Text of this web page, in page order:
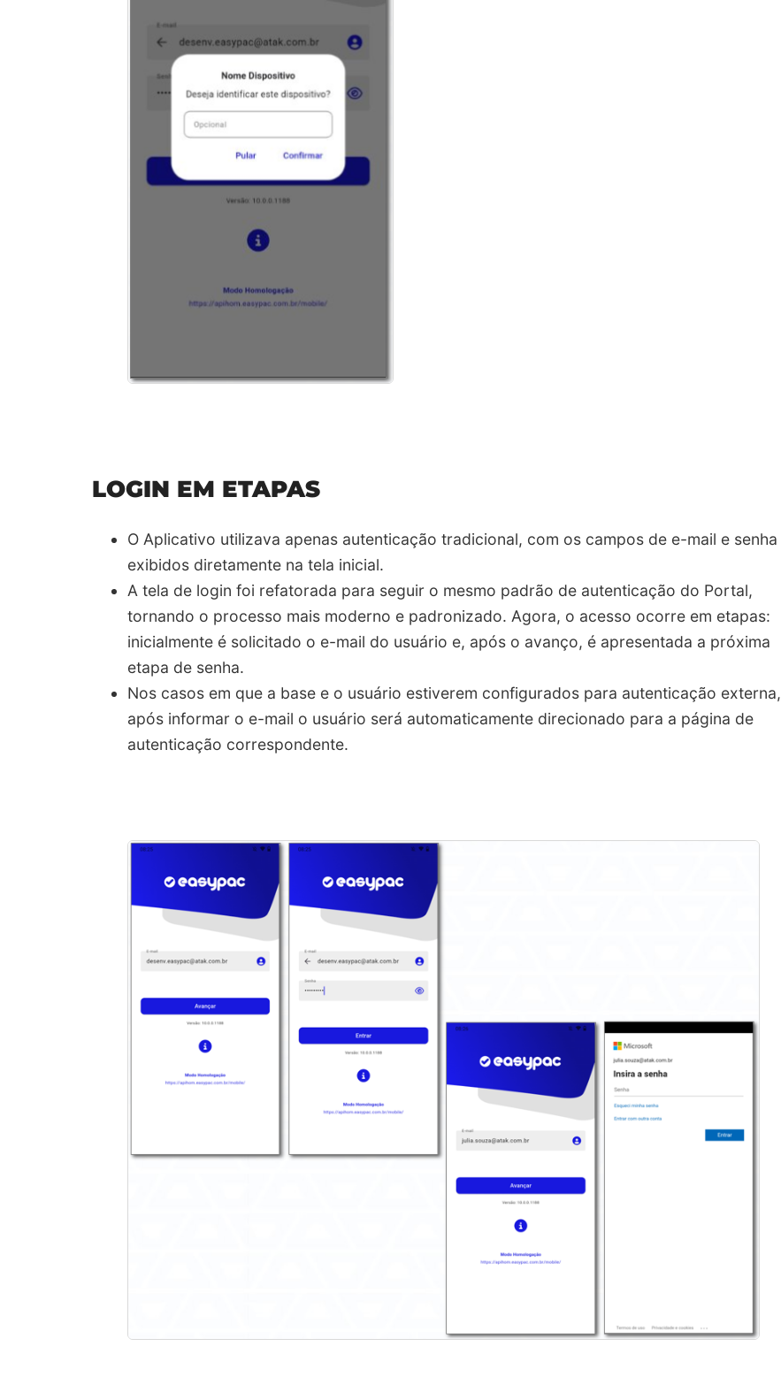
LOGIN EM ETAPAS
​O Aplicativo utilizava apenas autenticação tradicional, com os campos de e-mail e senha
exibidos diretamente na tela inicial.​
A tela de login foi refatorada para seguir o mesmo padrão de autenticação do Portal,
tornando o processo mais moderno e padronizado. Agora, o acesso ocorre em etapas:
inicialmente é solicitado o e-mail do usuário e, após o avanço, é apresentada a próxima
etapa de senha.​
Nos casos em que a base e o usuário estiverem configurados para autenticação externa,
após informar o e-mail o usuário será automaticamente direcionado para a página de
autenticação correspondente.​